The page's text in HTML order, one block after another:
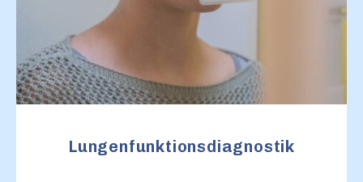
Lungenfunktionsdiagnostik